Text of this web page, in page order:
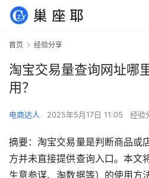
首页 经验分享
淘宝交易量查询网址哪
用？
电商达人 2025年5月17日 11:05 经验
摘要：淘宝交易量是判断商品或
方并未直接提供查询入口。本文
生意参谋、淘数据等）的使用方